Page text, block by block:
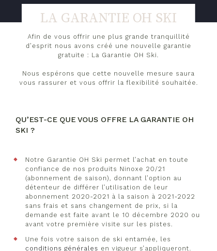
LA GARANTIE OH SKI
Afin de vous offrir une plus grande tranquillité
d’esprit nous avons créé une nouvelle garantie
gratuite : La Garantie OH Ski.
Nous espérons que cette nouvelle mesure saura
vous rassurer et vous offrir la flexibilité souhaitée.
QU’EST-CE QUE VOUS OFFRE LA GARANTIE OH
SKI ?
Notre Garantie OH Ski permet l’achat en toute
confiance de nos produits Ninoxe 20/21
(abonnement de saison), donnant l’option au
détenteur de différer l’utilisation de leur
abonnement 2020-2021 à la saison à 2021-2022
sans frais et sans changement de prix, si la
demande est faite avant le 10 décembre 2020 ou
avant votre première visite sur les pistes.
Une fois votre saison de ski entamée, les
conditions générales en vigueur s’appliqueront.